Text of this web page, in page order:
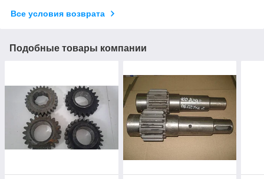
Все условия возврата
Подобные товары компании